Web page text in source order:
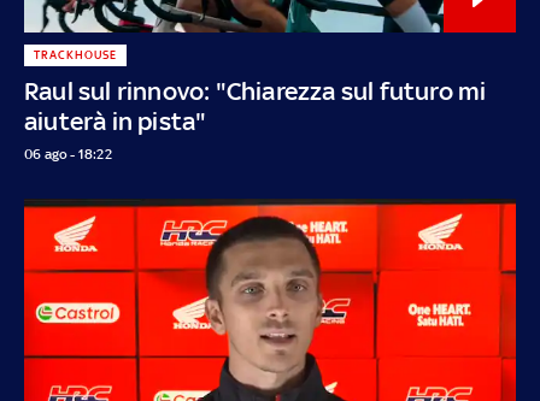
Raul sul rinnovo: "Chiarezza sul futuro mi
aiuterà in pista"
TRACKHOUSE
06 ago - 18:22